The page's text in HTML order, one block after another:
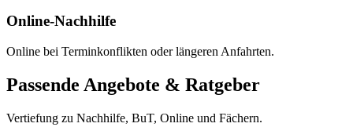
Online-Nachhilfe
Online bei Terminkonflikten oder längeren Anfahrten.
Passende Angebote & Ratgeber
Vertiefung zu Nachhilfe, BuT, Online und Fächern.